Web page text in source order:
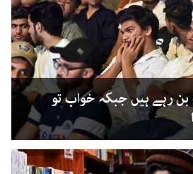
بن رہے ہیں جبکہ خواب تو